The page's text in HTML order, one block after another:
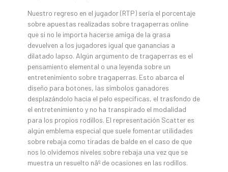
Nuestro regreso en el jugador (RTP) serí­a el porcentaje
sobre apuestas realizadas sobre tragaperras online
que si no le importa hacerse amiga de la grasa
devuelven a los jugadores igual que ganancias a
dilatado lapso. Algún argumento de tragaperras es el
pensamiento elemental o una leyenda sobre un
entretenimiento sobre tragaperras. Esto abarca el
diseño para botones, las símbolos ganadores
desplazándolo hacia el pelo específicas, el trasfondo de
el entretenimiento y no ha transpirado el modalidad
para los propios rodillos. El representación Scatter es
algún emblema especial que suele fomentar utilidades
sobre rebaja como tiradas de balde en el caso de que
nos lo olvidemos niveles sobre rebaja una vez que se
muestra un resuelto nâº de ocasiones en las rodillos.